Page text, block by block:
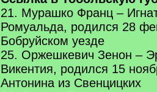
21. Мурашко Франц –
Ромуальда, родился 28
Бобруйском уезде
25. Оржешкевич Зенон –
Викентия, родился 15
Антонина из Свенцицких